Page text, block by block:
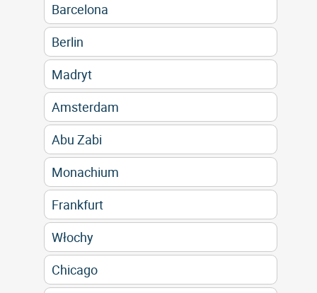
Barcelona
Berlin
Madryt
Amsterdam
Abu Zabi
Monachium
Frankfurt
Włochy
Chicago